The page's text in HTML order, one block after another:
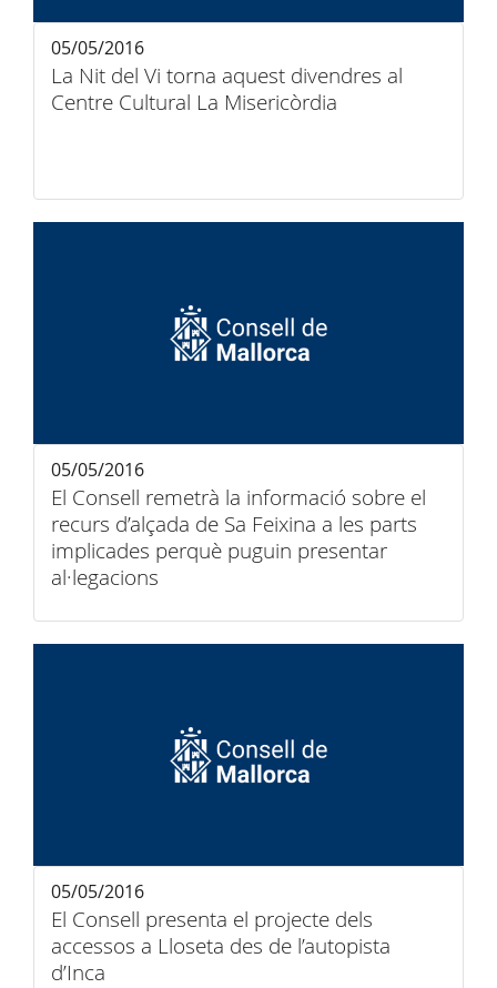
La Nit del Vi torna aquest divendres al
Centre Cultural La Misericòrdia
05/05/2016
El Consell remetrà la informació sobre el
recurs d’alçada de Sa Feixina a les parts
implicades perquè puguin presentar
al·legacions
05/05/2016
El Consell presenta el projecte dels
accessos a Lloseta des de l’autopista
d’Inca
05/05/2016